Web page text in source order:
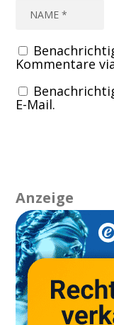
Kommentare
E-Mail.
Anzeige